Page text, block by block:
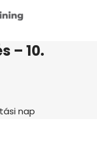
– 10.
nap